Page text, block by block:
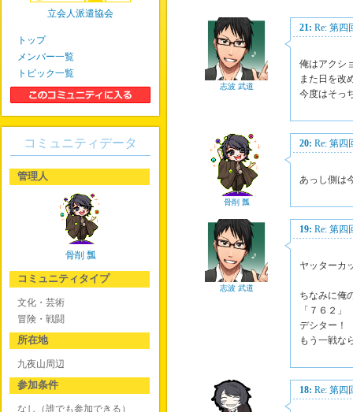
志波 武道
21: Re: 第四
俺はアクシ
また日を改
今度はそっ
骨削 瓢
20: Re: 第四
あっし側は
志波 武道
19: Re: 第四
ヤッターカ
ちなみに俺
「７６２」
デシター！
もう一戦な
18: Re: 第四
立会人派遣協会
トップ
メンバー一覧
トピック一覧
コミュニティデータ
管理人
骨削 瓢
コミュニティタイプ
文化・芸術
冒険・戦闘
所在地
九夜山周辺
参加条件
なし（誰でも参加できる）